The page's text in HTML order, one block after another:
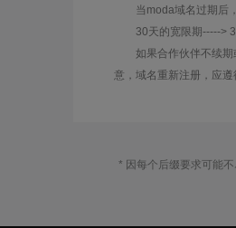
当moda域名过期后
30天的宽限期----->
如果合作伙伴不续
意，域名重新注册，应遵
* 因每个后缀要求可能